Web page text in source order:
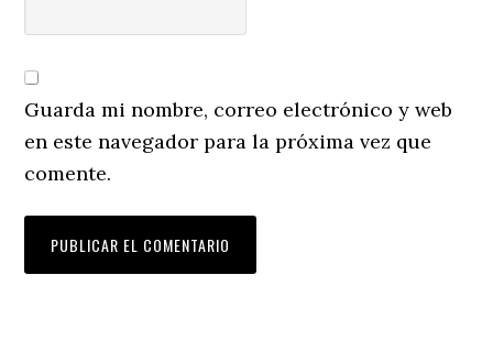
Guarda mi nombre, correo electrónico y web
en este navegador para la próxima vez que
comente.